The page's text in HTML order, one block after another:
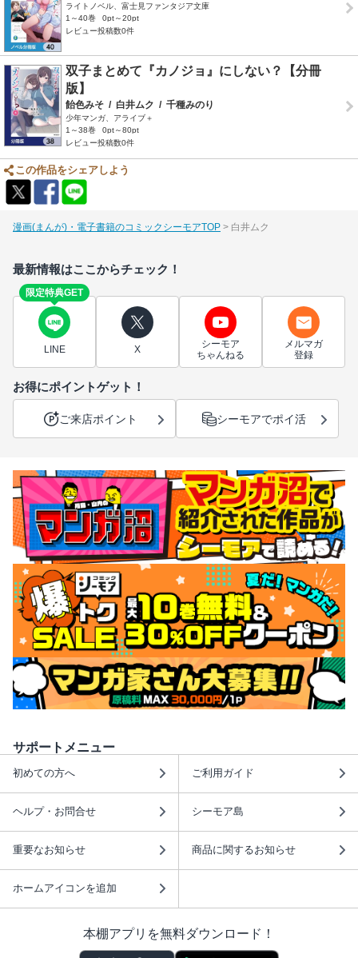
ライトノベル、富士見ファンタジア文庫
1～40巻
0pt～20pt
レビュー投稿数0件
双子まとめて『カノジョ』にしない？【分冊
版】
飴色みそ / 白井ムク / 千種みのり
少年マンガ、アライブ＋
1～38巻
0pt～80pt
レビュー投稿数0件
この作品をシェアしよう
漫画(まんが)・電子書籍のコミックシーモアTOP 白井ムク
最新情報はここからチェック！
限定特典GET
LINE X
シーモア
ちゃんねる
メルマガ
登録
お得にポイントゲット！
ご来店ポイント シーモアでポイ活
サポートメニュー
初めての方へ ご利用ガイド
ヘルプ・お問合せ シーモア島
重要なお知らせ 商品に関するお知らせ
ホームアイコンを追加
本棚アプリを無料ダウンロード！